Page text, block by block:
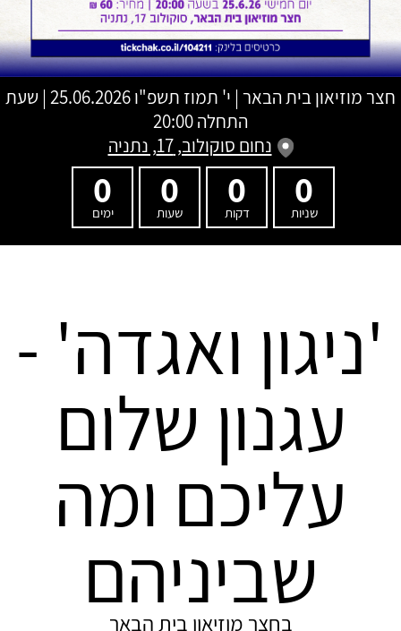
חצר מוזיאון בית הבאר | י' תמוז תשפ"ו
25.06.2026 | שעת
התחלה 20:00
נחום סוקולוב, 17, נתניה
0
שניות
0
דקות
0
שעות
0
ימים
'ניגון ואגדה' -
עגנון שלום
עליכם ומה
שביניהם
בחצר מוזיאון בית הבאר